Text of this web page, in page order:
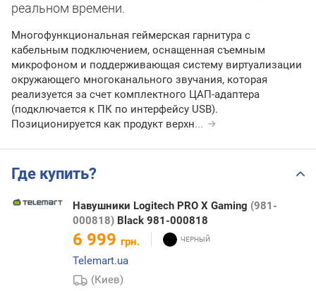
реальном времени.
Многофункциональная геймерская гарнитура с
кабельным подключением, оснащенная съемным
микрофоном и поддерживающая систему виртуализации
окружающего многоканального звучания, которая
реализуется за счет комплектного ЦАП-адаптера
(подключается к ПК по интерфейсу USB).
Позиционируется как продукт верхн...
Где купить?
Навушники Logitech PRO X Gaming (981-
000818) Black 981-000818
6 999 грн.
Telemart.ua
(Киев)